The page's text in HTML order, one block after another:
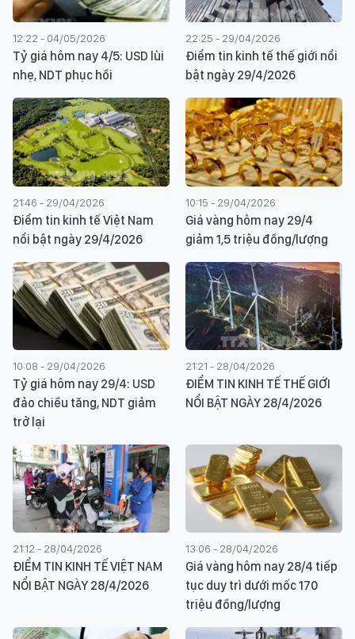
12:22 - 04/05/2026
Tỷ giá hôm nay 4/5: USD lùi
nhẹ, NDT phục hồi
22:25 - 29/04/2026
Điểm tin kinh tế thế giới nổi
bật ngày 29/4/2026
21:46 - 29/04/2026
Điểm tin kinh tế Việt Nam
nổi bật ngày 29/4/2026
10:15 - 29/04/2026
Giá vàng hôm nay 29/4
giảm 1,5 triệu đồng/lượng
10:08 - 29/04/2026
Tỷ giá hôm nay 29/4: USD
đảo chiều tăng, NDT giảm
trở lại
21:21 - 28/04/2026
ĐIỂM TIN KINH TẾ THẾ GIỚI
NỔI BẬT NGÀY 28/4/2026
21:12 - 28/04/2026
ĐIỂM TIN KINH TẾ VIỆT NAM
NỔI BẬT NGÀY 28/4/2026
13:06 - 28/04/2026
Giá vàng hôm nay 28/4 tiếp
tục duy trì dưới mốc 170
triệu đồng/lượng​